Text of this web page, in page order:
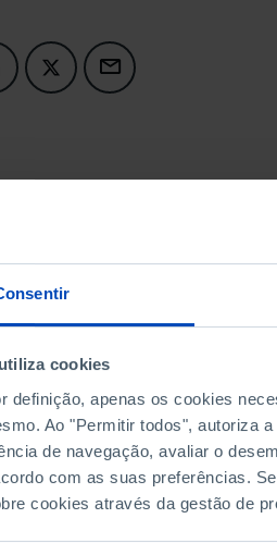
cookies
definição, apenas os cookies
Ao "Permitir todos", autoriza
de navegação, avaliar o
com as suas preferências.
cookies através da gestão de
DATA DE